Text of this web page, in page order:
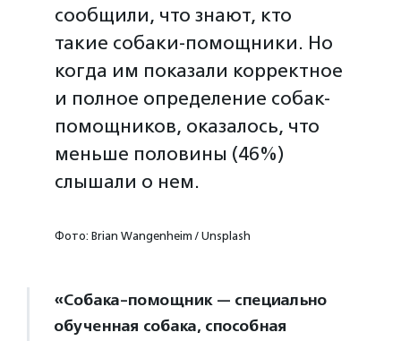
сообщили, что знают, кто
такие собаки-помощники. Но
когда им показали корректное
и полное определение собак-
помощников, оказалось, что
меньше половины (46%)
слышали о нем.
Фото: Brian Wangenheim / Unsplash
«Собака-помощник — специально
обученная собака, способная